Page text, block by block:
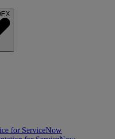
for ServiceNow